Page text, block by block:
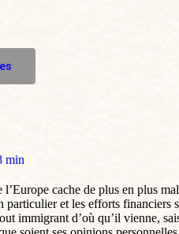
min
cache de plus en plus
et les efforts financiers
immigrant d’où qu’il vienne,